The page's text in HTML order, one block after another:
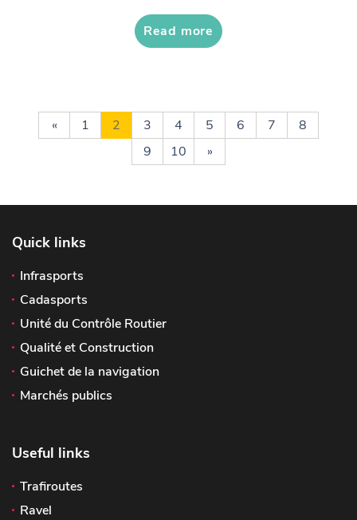
Read more
« 1 2 3 4 5 6 7
8
9
10 »
Quick links
Infrasports
Cadasports
Unité du Contrôle Routier
Qualité et Construction
Guichet de la navigation
Marchés publics
Useful links
Trafiroutes
Ravel